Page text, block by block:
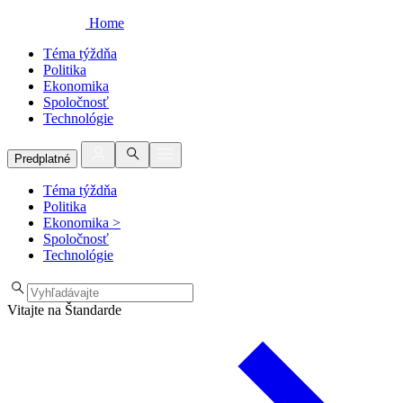
Home
Téma týždňa
Politika
Ekonomika
Spoločnosť
Technológie
Predplatné
Téma týždňa
Politika
Ekonomika >
Spoločnosť
Technológie
Vitajte na Štandarde